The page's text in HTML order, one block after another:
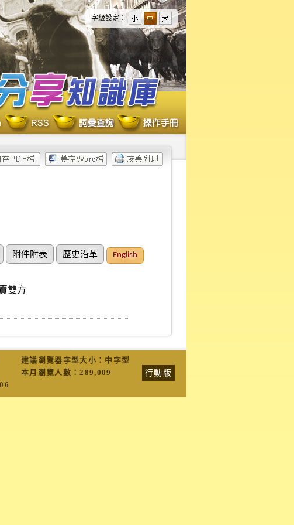
字級設定：
附件附表 歷史沿革 English
雙方
建議瀏覽器字型大小：中字型
行動版
本月瀏覽人數：289,009